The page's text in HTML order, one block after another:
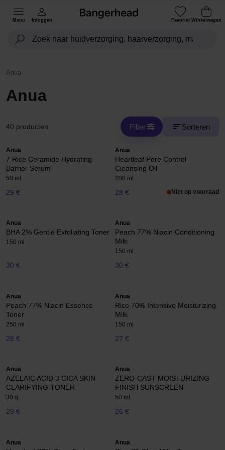
Menu Inloggen Favoriet Winkelwagen
Anua
Anua
40 producten Filter Sorteren
Anua
7 Rice Ceramide Hydrating
Barrier Serum
50 ml
29 €
Anua
Heartleaf Pore Control
Cleansing Oil
200 ml
28 € Niet op voorraad
Anua
BHA 2% Gentle Exfoliating Toner
150 ml
30 €
Anua
Peach 77% Niacin Conditioning
Milk
150 ml
30 €
Anua
Peach 77% Niacin Essence
Toner
250 ml
28 €
Anua
Rice 70% Intensive Moisturizing
Milk
150 ml
27 €
Anua
AZELAIC ACID 3 CICA SKIN
CLARIFYING TONER
30 g
29 €
Anua
ZERO-CAST MOISTURIZING
FINISH SUNSCREEN
50 ml
26 €
Anua Anua